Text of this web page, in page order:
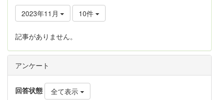
2023年11月 10件
記事がありません。
アンケート
回答状態 全て表示